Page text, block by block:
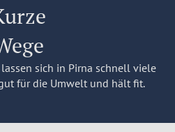
sich in Pirna schnell viele
für die Umwelt und hält fit.